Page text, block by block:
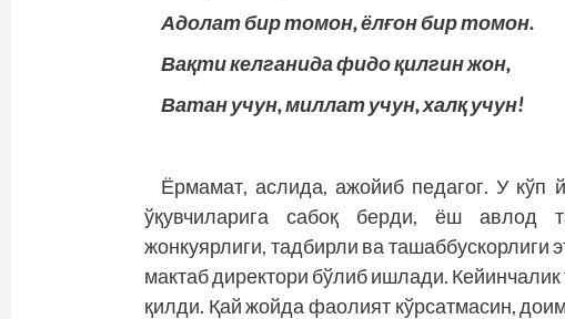
Адолат бир томон, ёлғон бир томон.
Вақти келганида фидо қилгин жон,
Ватан учун, миллат учун, халқ учун!
Ёрмамат, аслида, ажойиб педагог. У кўп
ўқувчиларига сабоқ берди, ёш авлод
жонкуярлиги, тадбирли ва ташаббускорлиги
мактаб директори бўлиб ишлади.
қилди. Қай жойда фаолият кўрсатмасин,